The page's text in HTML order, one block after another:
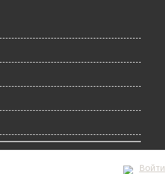
Войти